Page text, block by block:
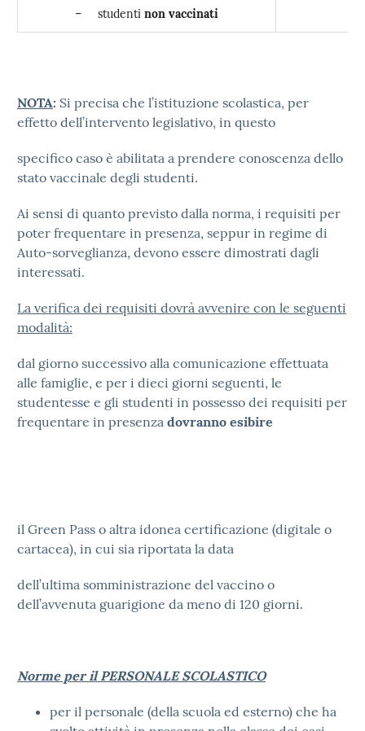
– studenti non vaccinati
NOTA: Si precisa che l’istituzione scolastica, per
effetto dell’intervento legislativo, in questo
specifico caso è abilitata a prendere conoscenza dello
stato vaccinale degli studenti.
Ai sensi di quanto previsto dalla norma, i requisiti per
poter frequentare in presenza, seppur in regime di
Auto-sorveglianza, devono essere dimostrati dagli
interessati.
La verifica dei requisiti dovrà avvenire con le seguenti
modalità:
dal giorno successivo alla comunicazione effettuata
alle famiglie, e per i dieci giorni seguenti, le
studentesse e gli studenti in possesso dei requisiti per
frequentare in presenza dovranno esibire
il Green Pass o altra idonea certificazione (digitale o
cartacea), in cui sia riportata la data
dell’ultima somministrazione del vaccino o
dell’avvenuta guarigione da meno di 120 giorni.
Norme per il PERSONALE SCOLASTICO
per il personale (della scuola ed esterno) che ha